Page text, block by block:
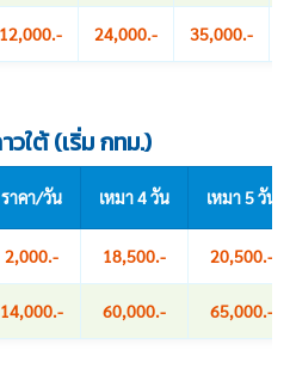
12,000.- 24,000.- 35,000.-
วใต้ (เริ่ม กทม.)
ราคา/วัน เหมา 4 วัน เหมา 5 วัน
2,000.- 18,500.- 20,500.-
14,000.- 60,000.- 65,000.-